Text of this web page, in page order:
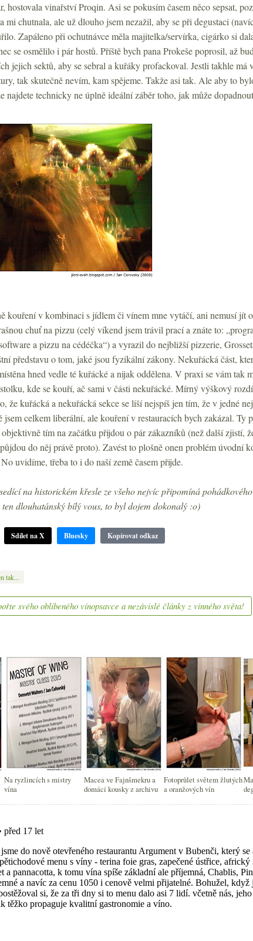
hostovala vinařství Proqin. Asi se pokusím časem něco sepsat,
mi chutnala, ale už dlouho jsem nezažil, aby se při degustaci
Zapáleno při ochutnávce měla majitelka/servírka, cigárko si
se osmělilo i pár hostů. Příště bych pana Prokeše poprosil, až
jejich sektů, aby se sebral a kuřáky profackoval. Jestli takhle má
tak skutečně nevím, kam spějeme. Takže asi tak. Ale aby to
najdete technicky ne úplně ideální záběr toho, jak může
kouření v kombinaci s jídlem či vínem mne vytáčí, ani nemusí jít
chuť na pizzu (celý víkend jsem trávil prací a znáte to:
a pizzu na cédéčka“) a vyrazil do nejbližší pizzerie,
představu o tom, jaké jsou fyzikální zákony. Nekuřácká část,
hned vedle té kuřácké a nijak oddělena. V praxi se vám tak
kde se kouří, ač sami v části nekuřácké. Mírný výškový
že kuřácká a nekuřácká sekce se liší nejspíš jen tím, že v jedné
celkem liberální, ale kouření v restauracích bych zakázal. Ty
tím na začátku přijdou o pár zákazníků (než další zjistí,
do něj právě proto). Zavést to plošně onen problém úvodní
uvidíme, třeba to i do naší země časem přijde.
na historickém křesle ze všeho nejvíc připomíná
ten dlouhatánský bílý vous, to byl dojem dokonalý :o)
Sdílet na X Bluesky Kopírovat odkaz
tak...
svého oblíbeného vínopsavce a nezávislé články z vinného světa!
Na ryzlincích s mistry
vína
Macea ve Fajnšmekru a
domácí kousky z archivu
Fotoprůlet světem žlutých
a oranžových vín